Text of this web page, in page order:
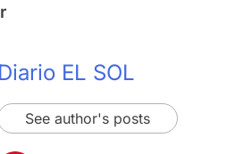
Diario EL SOL
See author's posts